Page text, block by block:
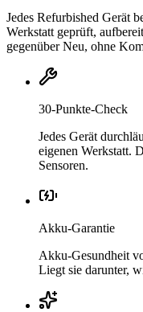
Jedes Refurbished Gerät
Werkstatt geprüft,
gegenüber Neu, ohne
30-Punkte-Check
Jedes Gerät
eigenen Werkstatt.
Sensoren.
Akku-Garantie
Akku-Gesundheit
Liegt sie darunter,